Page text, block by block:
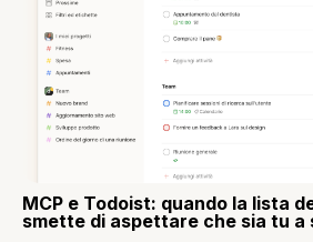
MCP e Todoist: quando la lista
smette di aspettare che sia tu a